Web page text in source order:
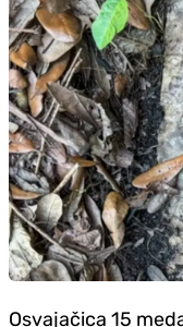
Osvajačica 15